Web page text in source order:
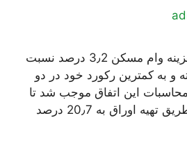
در نیمه شهریور ماه هزینه وام مسکن 3٫2 درصد نسبت
و به کمترین رکورد خود در دو
این اتفاق موجب شد تا
نرخ سود اخذ وام از طریق تهیه اوراق به 20٫7 درصد